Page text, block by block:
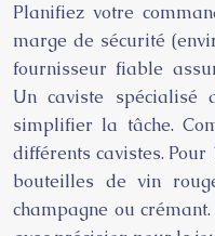
Planifiez votre
marge de sécurité
fournisseur fiable
Un caviste spécialisé
simplifier la tâche.
différents cavistes. Pour
bouteilles de vin
champagne ou